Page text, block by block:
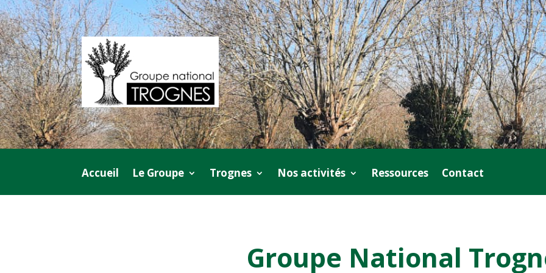
Accueil Le Groupe Trognes Nos activités Ressources Contact
Groupe National